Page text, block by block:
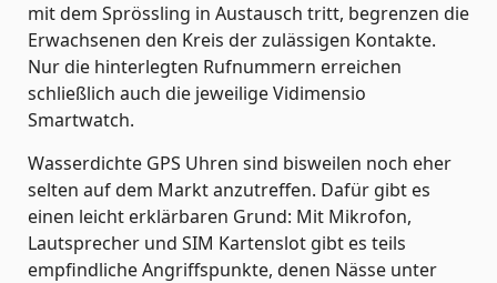
mit dem Sprössling in Austausch tritt, begrenzen die
Erwachsenen den Kreis der zulässigen Kontakte.
Nur die hinterlegten Rufnummern erreichen
schließlich auch die jeweilige Vidimensio
Smartwatch.
Wasserdichte GPS Uhren sind bisweilen noch eher
selten auf dem Markt anzutreffen. Dafür gibt es
einen leicht erklärbaren Grund: Mit Mikrofon,
Lautsprecher und SIM Kartenslot gibt es teils
empfindliche Angriffspunkte, denen Nässe unter